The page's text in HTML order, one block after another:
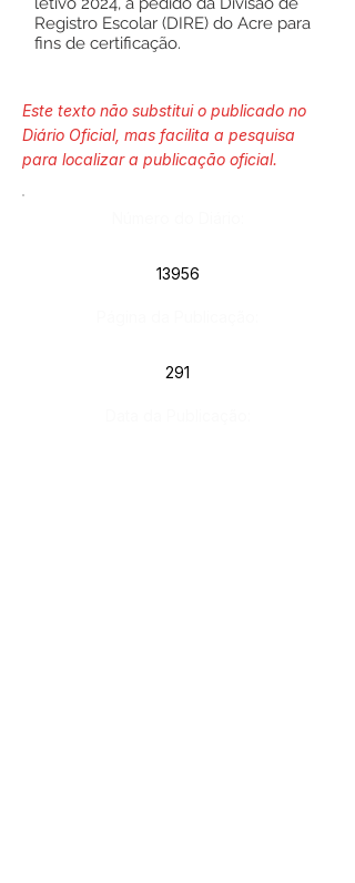
Registro Escolar (DIRE) do Acre para
fins de certificação.
Este texto não substitui o publicado no
Diário Oficial, mas facilita a pesquisa
para localizar a publicação oficial.
13956
291